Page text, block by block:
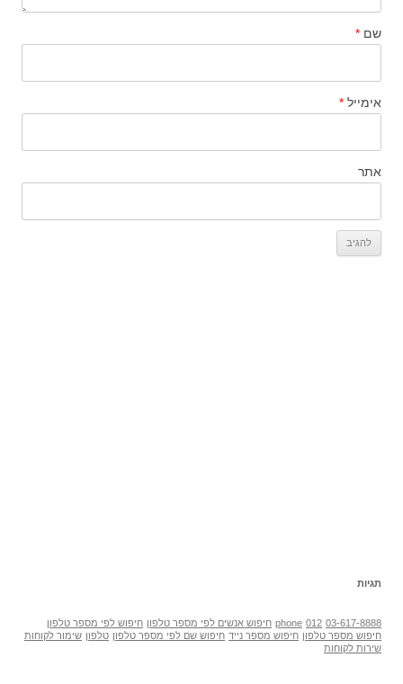
שם *
אימייל *
אתר
תגיות
03-617-8888
012
phone חיפוש אנשים לפי מספר טלפון חיפוש לפי מספר טלפון
חיפוש מספר טלפון חיפוש מספר נייד חיפוש שם לפי מספר טלפון טלפון שימור לקוחות
שירות לקוחות